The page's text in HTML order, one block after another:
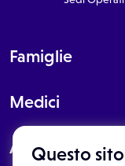
Questo
Famiglie
Medici
About